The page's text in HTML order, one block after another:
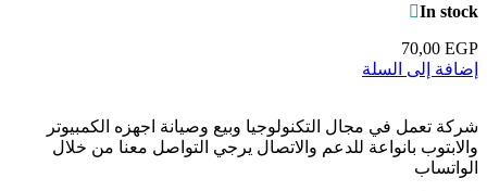
In stock
70,00 EGP
إضافة إلى السلة
شركة تعمل في مجال التكنولوجيا وبيع وصيانة اجهزه الكمبيوتر
والابتوب بانواعة للدعم والاتصال يرجي التواصل معنا من خلال
الواتساب